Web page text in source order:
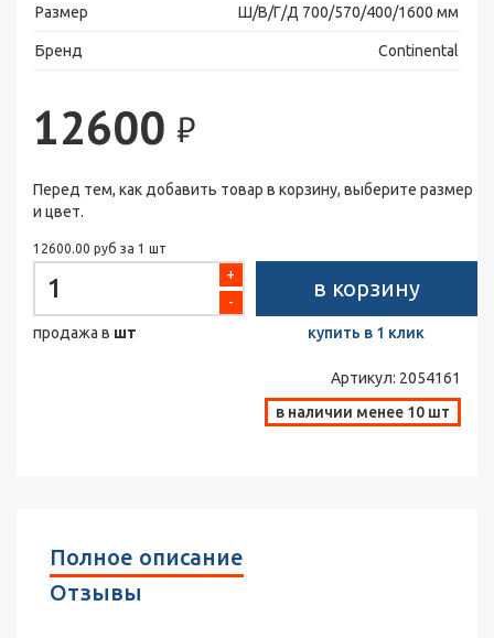
Размер Ш/В/Г/Д 700/570/400/1600 мм
Бренд Continental
12600 ₽
Перед тем, как добавить товар в корзину, выберите размер
и цвет.
12600.00 руб за 1 шт
-
+
продажа в шт
в корзину
купить в 1 клик
Артикул: 2054161
в наличии менее 10 шт
Полное описание
Отзывы